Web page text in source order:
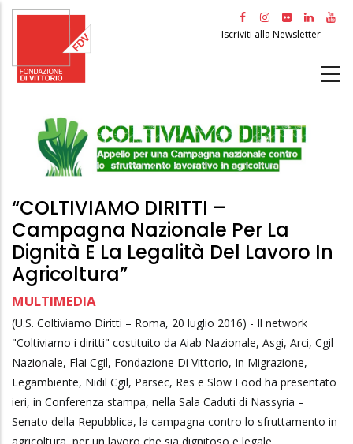
Salta
principale
Iscriviti alla Newsletter
“COLTIVIAMO DIRITTI –
Campagna Nazionale Per La
Dignità E La Legalità Del Lavoro In
Agricoltura”
MULTIMEDIA
(U.S. Coltiviamo Diritti – Roma, 20 luglio 2016) - Il network
"Coltiviamo i diritti" costituito da Aiab Nazionale, Asgi, Arci, Cgil
Nazionale, Flai Cgil, Fondazione Di Vittorio, In Migrazione,
Legambiente, Nidil Cgil, Parsec, Res e Slow Food ha presentato
ieri, in Conferenza stampa, nella Sala Caduti di Nassyria –
Senato della Repubblica, la campagna contro lo sfruttamento in